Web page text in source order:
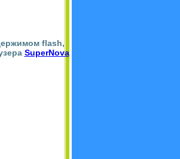
flash,
SuperNova